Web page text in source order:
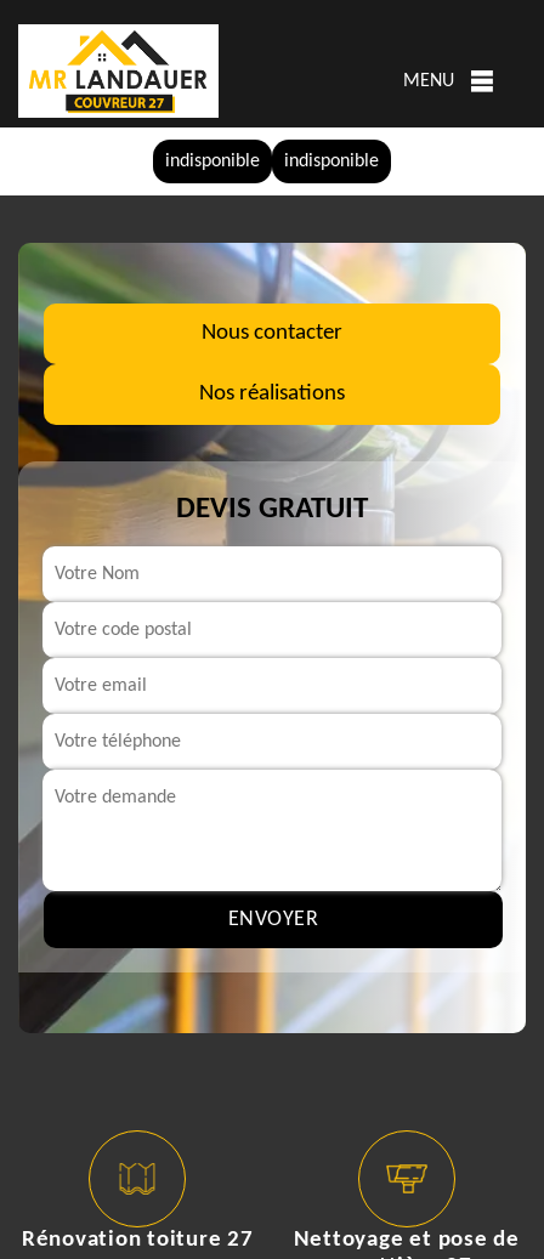
indisponible indisponible
MENU
Nous contacter
Nos réalisations
DEVIS GRATUIT
Rénovation toiture 27
Nettoyage et pose de